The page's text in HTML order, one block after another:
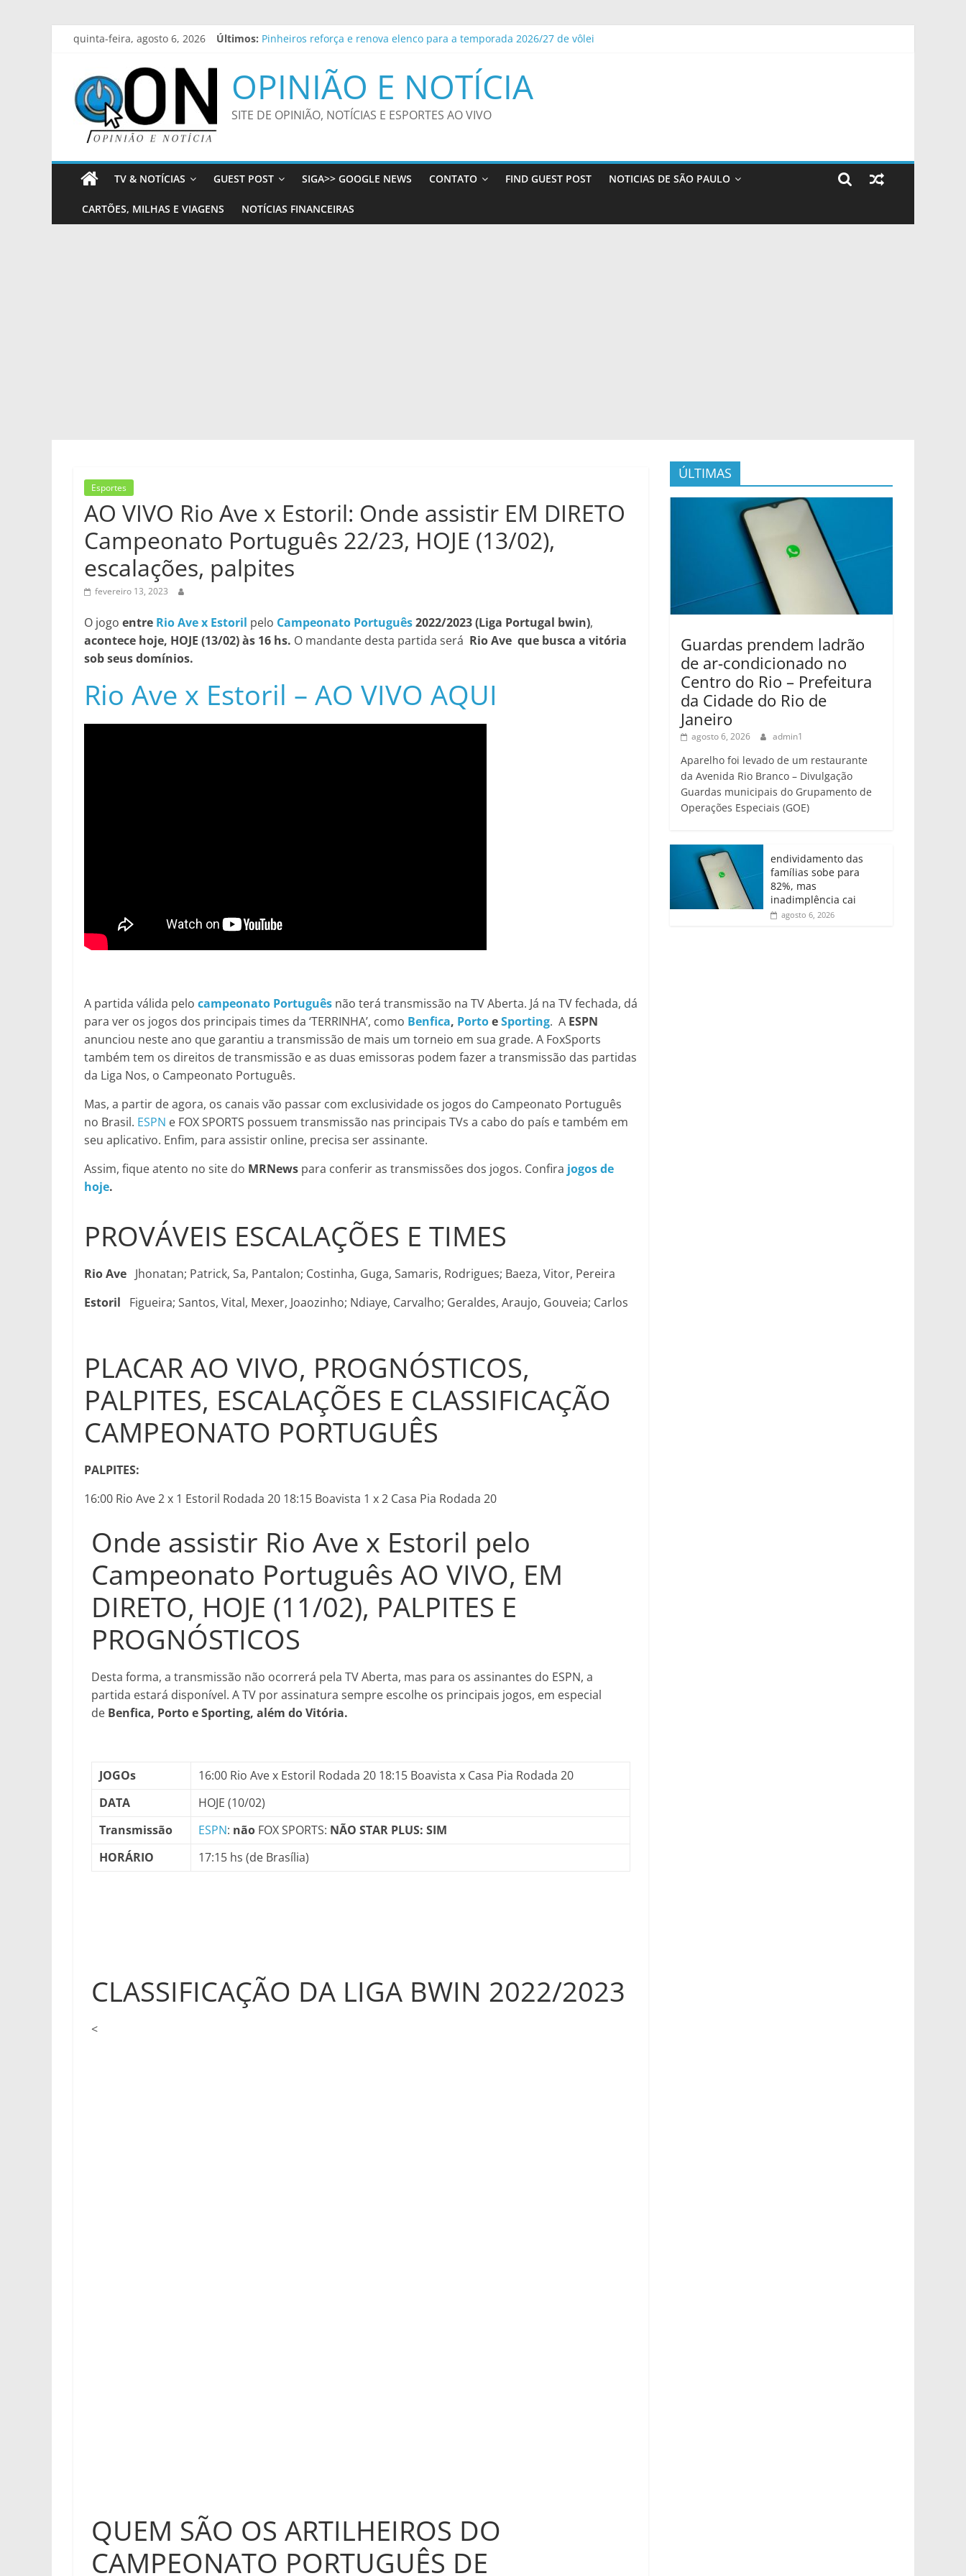
Pular
conteúdo
quinta-feira, agosto 6, 2026 Últimos: Pinheiros reforça e renova elenco para a temporada 2026/27 de vôlei
endividamento das famílias sobe para 82%, mas inadimplência cai
Sintea promove encontro sobre autismo, comunicação alternativa e inclusão em Sorocaba – Agência de Notícias
Durigan diz que aumento da dívida decorre dos juros, não dos gastos
OPINIÃO E NOTÍCIA
SITE DE OPINIÃO, NOTÍCIAS E ESPORTES AO VIVO
TV & NOTÍCIAS GUEST POST SIGA>> GOOGLE NEWS CONTATO FIND GUEST POST NOTICIAS DE SÃO PAULO
CARTÕES, MILHAS E VIAGENS NOTÍCIAS FINANCEIRAS
Esportes
AO VIVO Rio Ave x Estoril: Onde assistir EM DIRETO
Campeonato Português 22/23, HOJE (13/02),
escalações, palpites
fevereiro 13, 2023
O jogo entre Rio Ave x Estoril pelo Campeonato Português2022/2023 (Liga Portugal bwin),
acontece hoje, HOJE (13/02) às 16 hs. O mandante desta partida será Rio Ave que busca a vitória
sob seus domínios.
Rio Ave x Estoril – AO VIVO AQUI
A partida válida pelo campeonato Português não terá transmissão na TV Aberta. Já na TV fechada, dá
para ver os jogos dos principais times da ‘TERRINHA’, como Benfica, PortoeSporting. A ESPN
anunciou neste ano que garantiu a transmissão de mais um torneio em sua grade. A FoxSports
também tem os direitos de transmissão e as duas emissoras podem fazer a transmissão das partidas
da Liga Nos, o Campeonato Português.
Mas, a partir de agora, os canais vão passar com exclusividade os jogos do Campeonato Português
no Brasil. ESPN e FOX SPORTS possuem transmissão nas principais TVs a cabo do país e também em
seu aplicativo. Enfim, para assistir online, precisa ser assinante.
Assim, fique atento no site do MRNews para conferir as transmissões dos jogos. Confira jogos de
hoje.
PROVÁVEIS ESCALAÇÕES E TIMES
Rio Ave Jhonatan; Patrick, Sa, Pantalon; Costinha, Guga, Samaris, Rodrigues; Baeza, Vitor, Pereira
Estoril
Figueira; Santos, Vital, Mexer, Joaozinho; Ndiaye, Carvalho; Geraldes, Araujo, Gouveia; Carlos
PLACAR AO VIVO, PROGNÓSTICOS,
PALPITES, ESCALAÇÕES E CLASSIFICAÇÃO
CAMPEONATO PORTUGUÊS
PALPITES:
16:00 Rio Ave 2 x 1 Estoril Rodada 20 18:15 Boavista 1 x 2 Casa Pia Rodada 20
Onde assistir Rio Ave x Estoril pelo
Campeonato Português AO VIVO, EM
DIRETO, HOJE (11/02), PALPITES E
PROGNÓSTICOS
Desta forma, a transmissão não ocorrerá pela TV Aberta, mas para os assinantes do ESPN, a
partida estará disponível. A TV por assinatura sempre escolhe os principais jogos, em especial
de Benfica, Porto e Sporting, além do Vitória.
JOGOs
16:00 Rio Ave x Estoril Rodada 20 18:15 Boavista x Casa Pia Rodada 20
DATA
HOJE (10/02)
Transmissão
ESPN: não FOX SPORTS: NÃO STAR PLUS: SIM
HORÁRIO
17:15 hs (de Brasília)
CLASSIFICAÇÃO DA LIGA BWIN 2022/2023
<
QUEM SÃO OS ARTILHEIROS DO
CAMPEONATO PORTUGUÊS DE
ÚLTIMAS
Guardas prendem ladrão
de ar-condicionado no
Centro do Rio – Prefeitura
da Cidade do Rio de
Janeiro
agosto 6, 2026 admin1
Aparelho foi levado de um restaurante
da Avenida Rio Branco – Divulgação
Guardas municipais do Grupamento de
Operações Especiais (GOE)
endividamento das
famílias sobe para
82%, mas
inadimplência cai
agosto 6, 2026